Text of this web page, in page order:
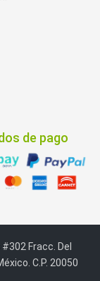
de pago
Fracc. Del
C.P. 20050